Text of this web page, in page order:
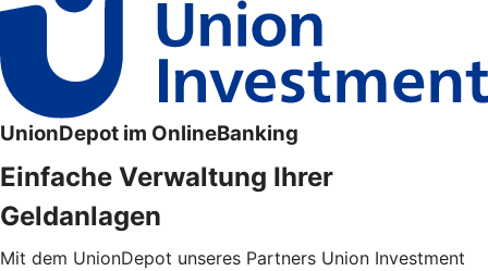
UnionDepot im OnlineBanking
Einfache Verwaltung Ihrer
Geldanlagen
Mit dem UnionDepot unseres Partners Union Investment